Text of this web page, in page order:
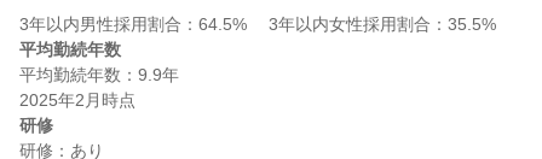
平均勤続年数
平均勤続年数：9.9年
研修
研修：あり